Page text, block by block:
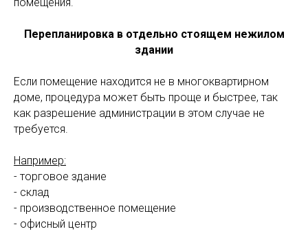
Перепланировка в отдельно стоящем нежилом
здании
Если помещение находится не в многоквартирном
доме, процедура может быть проще и быстрее, так
как разрешение администрации в этом случае не
требуется.
Например:
- торговое здание
- склад
- производственное помещение
- офисный центр